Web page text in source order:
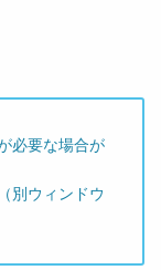
必要な場合が
（別ウィンドウ